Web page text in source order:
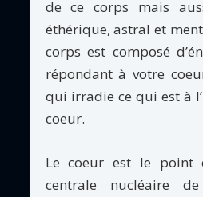
de ce corps mais
éthérique, astral et
corps est composé
répondant à votre
qui irradie ce qui est à
coeur.
Le coeur est le point
centrale nucléaire